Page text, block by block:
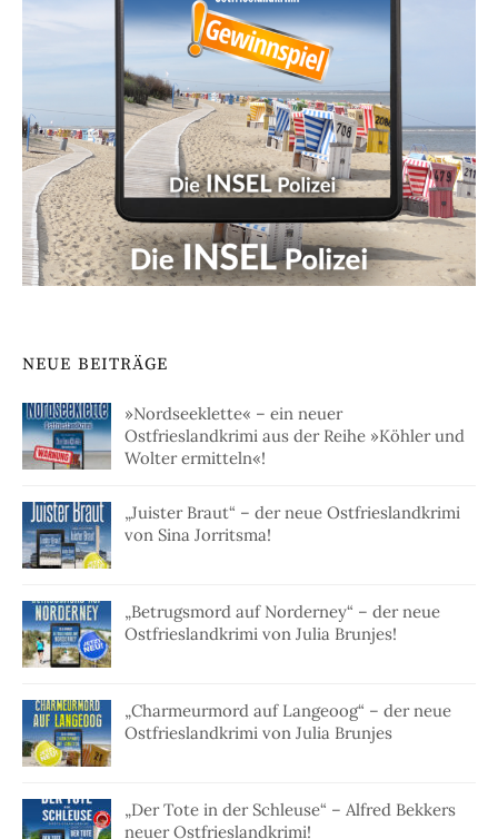
NEUE BEITRÄGE
»Nordseeklette« – ein neuer
Ostfrieslandkrimi aus der Reihe »Köhler und
Wolter ermitteln«!
„Juister Braut“ – der neue Ostfrieslandkrimi
von Sina Jorritsma!
„Betrugsmord auf Norderney“ – der neue
Ostfrieslandkrimi von Julia Brunjes!
„Charmeurmord auf Langeoog“ – der neue
Ostfrieslandkrimi von Julia Brunjes
„Der Tote in der Schleuse“ – Alfred Bekkers
neuer Ostfrieslandkrimi!